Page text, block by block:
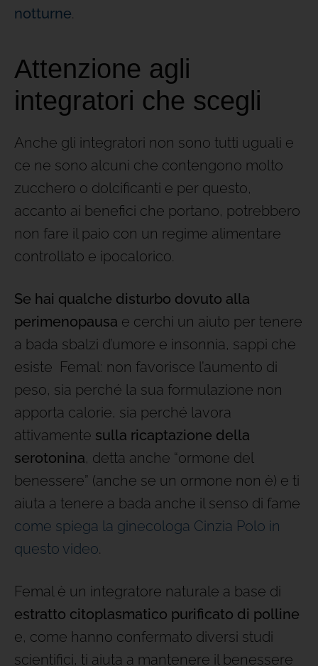
notturne.
Attenzione agli
integratori che scegli
Anche gli integratori non sono tutti uguali e
ce ne sono alcuni che contengono molto
zucchero o dolcificanti e per questo,
accanto ai benefici che portano, potrebbero
non fare il paio con un regime alimentare
controllato e ipocalorico.
Se hai qualche disturbo dovuto alla
perimenopausa e cerchi un aiuto per tenere
a bada sbalzi d’umore e insonnia, sappi che
esiste Femal: non favorisce l’aumento di
peso, sia perché la sua formulazione non
apporta calorie, sia perché lavora
attivamente sulla ricaptazione della
serotonina, detta anche “ormone del
benessere” (anche se un ormone non è) e ti
aiuta a tenere a bada anche il senso di fame
come spiega la ginecologa Cinzia Polo in
questo video.
Femal è un integratore naturale a base di
estratto citoplasmatico purificato di polline
e, come hanno confermato diversi studi
scientifici, ti aiuta a mantenere il benessere